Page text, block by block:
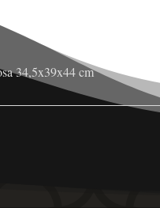
34,5x39x44 cm